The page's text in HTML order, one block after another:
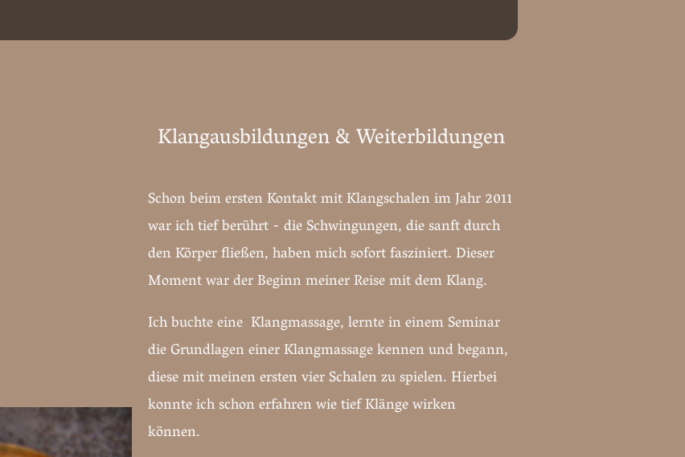
Klangausbildungen & Weiterbildungen
Schon beim ersten Kontakt mit Klangschalen im Jahr 2011
war ich tief berührt - die Schwingungen, die sanft durch
den Körper fließen, haben mich sofort fasziniert. Dieser
Moment war der Beginn meiner Reise mit dem Klang.
Ich buchte eine Klangmassage, lernte in einem Seminar
die Grundlagen einer Klangmassage kennen und begann,
diese mit meinen ersten vier Schalen zu spielen. Hierbei
konnte ich schon erfahren wie tief Klänge wirken
können.